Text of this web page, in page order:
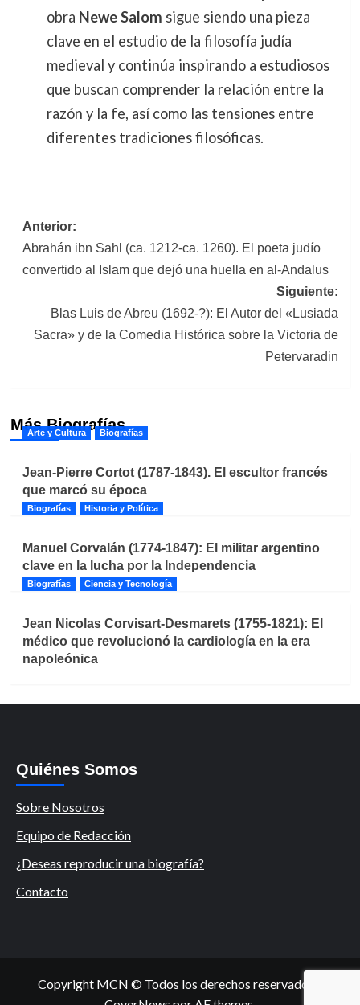
obra Newe Salom sigue siendo una pieza
clave en el estudio de la filosofía judía
medieval y continúa inspirando a estudiosos
que buscan comprender la relación entre la
razón y la fe, así como las tensiones entre
diferentes tradiciones filosóficas.
Navegación
de
Anterior:
Abrahán ibn Sahl (ca. 1212-ca. 1260). El poeta judío
convertido al Islam que dejó una huella en al-Andalus
Siguiente:
Blas Luis de Abreu (1692-?): El Autor del «Lusiada
Sacra» y de la Comedia Histórica sobre la Victoria de
Petervaradin
Más Biografías
Arte y Cultura Biografías
Jean-Pierre Cortot (1787-1843). El escultor francés
que marcó su época
Biografías Historia y Política
Manuel Corvalán (1774-1847): El militar argentino
clave en la lucha por la Independencia
Biografías Ciencia y Tecnología
Jean Nicolas Corvisart-Desmarets (1755-1821): El
médico que revolucionó la cardiología en la era
napoleónica
Quiénes Somos
Sobre Nosotros
Equipo de Redacción
¿Deseas reproducir una biografía?
Contacto
Copyright MCN © Todos los derechos reservados.